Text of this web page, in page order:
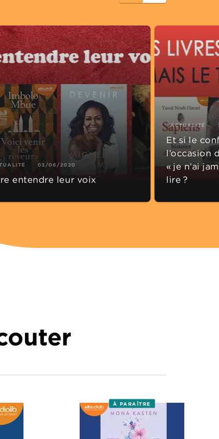
03/06/2020
entendre leur voix
ACTUALITÉ
Et si le
l’occasion
« je n’ai
lire ?
À PARAÎTRE